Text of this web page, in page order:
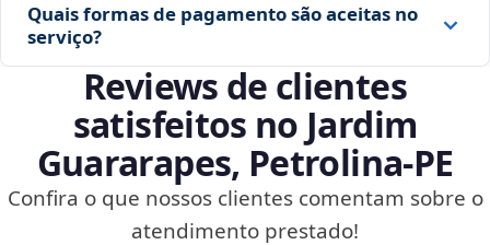
Quais formas de pagamento são aceitas no
serviço?
Reviews de clientes
satisfeitos no Jardim
Guararapes, Petrolina‑PE
Confira o que nossos clientes comentam sobre o
atendimento prestado!